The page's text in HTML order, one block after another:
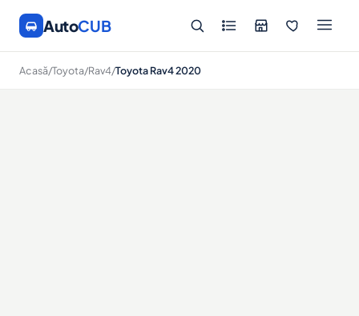
AutoCUB
Acasă/Toyota/Rav4/Toyota Rav4 2020